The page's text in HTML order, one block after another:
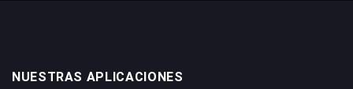
NUESTRAS APLICACIONES